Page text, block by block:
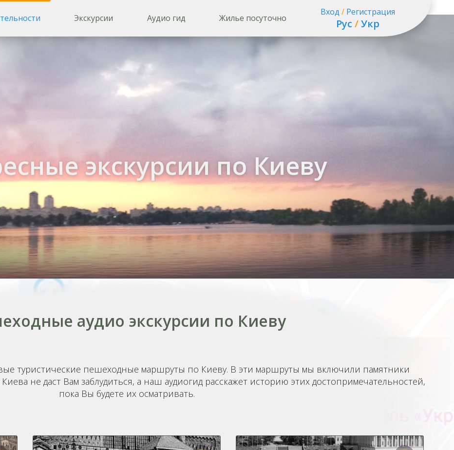
Экскурсии Аудио гид Жилье посуточно
Вход / Регистрация
Рус /Укр
экскурсии по Киеву
аудио экскурсии по Киеву
туристические пешеходные маршруты по Киеву. В эти маршруты мы включили памятники
не даст Вам заблудиться, а наш аудиогид расскажет историю этих достопримечательностей,
пока Вы будете их осматривать.